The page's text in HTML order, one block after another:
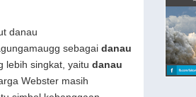
danau
sebagai danau
lebih singkat, yaitu danau
Webster masih